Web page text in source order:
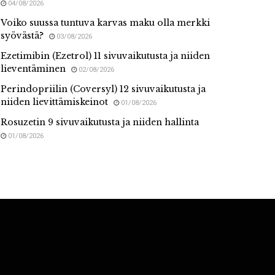
04/08/2026
Voiko suussa tuntuva karvas maku olla merkki
syövästä?
03/08/2026
Ezetimibin (Ezetrol) 11 sivuvaikutusta ja niiden
lieventäminen
02/08/2026
Perindopriilin (Coversyl) 12 sivuvaikutusta ja
niiden lievittämiskeinot
01/08/2026
Rosuzetin 9 sivuvaikutusta ja niiden hallinta
01/08/2026